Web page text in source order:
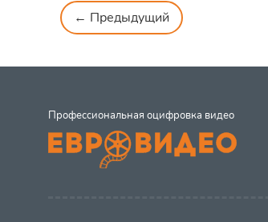
← Предыдущий
Профессиональная оцифровка видео